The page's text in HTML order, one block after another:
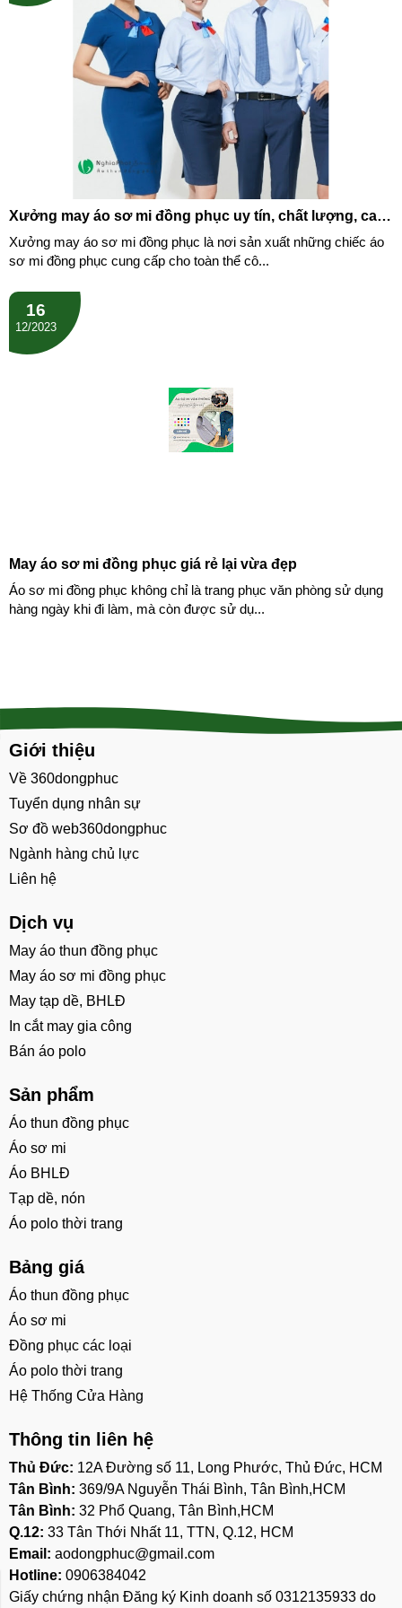
Xưởng may áo sơ mi đồng phục uy tín, chất lượng, cao
cấp
Xưởng may áo sơ mi đồng phục là nơi sản xuất những chiếc áo
sơ mi đồng phục cung cấp cho toàn thể cô...
16
12/2023
May áo sơ mi đồng phục giá rẻ lại vừa đẹp
Áo sơ mi đồng phục không chỉ là trang phục văn phòng sử dụng
hàng ngày khi đi làm, mà còn được sử dụ...
Giới thiệu
Về 360dongphuc
Tuyển dụng nhân sự
Sơ đồ web360dongphuc
Ngành hàng chủ lực
Liên hệ
Dịch vụ
May áo thun đồng phục
May áo sơ mi đồng phục
May tạp dề, BHLĐ
In cắt may gia công
Bán áo polo
Sản phẩm
Áo thun đồng phục
Áo sơ mi
Áo BHLĐ
Tạp dề, nón
Áo polo thời trang
Bảng giá
Áo thun đồng phục
Áo sơ mi
Đồng phục các loại
Áo polo thời trang
Hệ Thống Cửa Hàng
Thông tin liên hệ
Thủ Đức: 12A Đường số 11, Long Phước, Thủ Đức, HCM
Tân Bình: 369/9A Nguyễn Thái Bình, Tân Bình,HCM
Tân Bình: 32 Phổ Quang, Tân Bình,HCM
Q.12: 33 Tân Thới Nhất 11, TTN, Q.12, HCM
Email: aodongphuc@gmail.com
Hotline: 0906384042
Giấy chứng nhận Đăng ký Kinh doanh số 0312135933 do